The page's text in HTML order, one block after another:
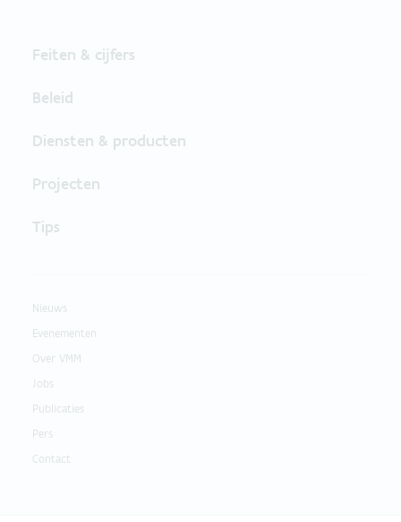
Feiten & cijfers
Beleid
Diensten & producten
Projecten
Tips
Nieuws
Evenementen
Over VMM
Jobs
Publicaties
Pers
Contact